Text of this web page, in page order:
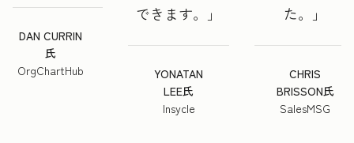
DAN CURRIN
氏
OrgChartHub
できます。
YONATAN
LEE氏
Insycle
た。
CHRIS
BRISSON氏
SalesMSG